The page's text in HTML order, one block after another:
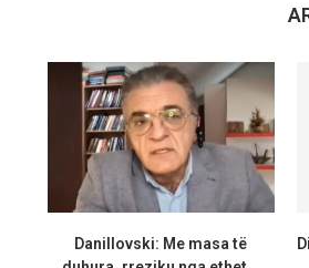
Danillovski: Me masa të